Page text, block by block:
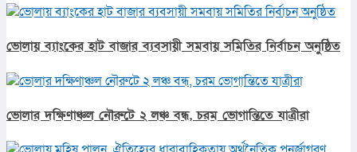
ভোলায় ব্যাংকের হাট বাজার ব্যবসায়ী সমবায় সমিতির নির্বাচন অনুষ্ঠিত
ভোলার দক্ষিণাঞ্চল নৌরুটে ২ লঞ্চ বন্ধ, চরম ভোগান্তিতে যাত্রীরা